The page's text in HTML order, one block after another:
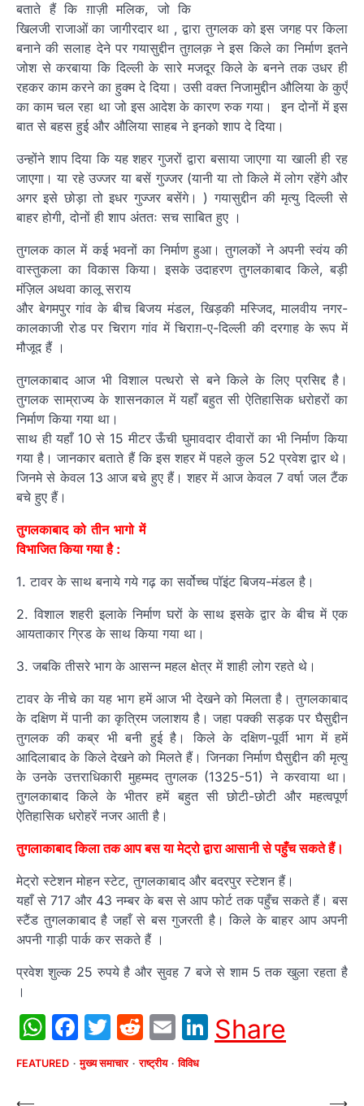
बताते हैं कि ग़ाज़ी मलिक, जो कि
खिलजी राजाओं का जागीरदार था , द्वारा तुगलक को इस जगह पर किला
बनाने की सलाह देने पर गयासुद्दीन तुग़लक़ ने इस किले का निर्माण इतने
जोश से करबाया कि दिल्ली के सारे मजदूर किले के बनने तक उधर ही
रहकर काम करने का हुक्म दे दिया। उसी वक्त निजामुद्दीन औलिया के कुएँ
का काम चल रहा था जो इस आदेश के कारण रुक गया। इन दोनों में इस
बात से बहस हुई और औलिया साहब ने इनको शाप दे दिया।
उन्होंने शाप दिया कि यह शहर गुजरों द्वारा बसाया जाएगा या खाली ही रह
जाएगा। या रहे उज्जर या बसें गुज्जर (यानी या तो किले में लोग रहेंगे और
अगर इसे छोड़ा तो इधर गुज्जर बसेंगे। ) गयासुद्दीन की मृत्यु दिल्ली से
बाहर होगी, दोनों ही शाप अंततः सच साबित हुए ।
तुगलक काल में कई भवनों का निर्माण हुआ। तुगलकों ने अपनी स्वंय की
वास्तुकला का विकास किया। इसके उदाहरण तुगलकाबाद किले, बड़ी
मंज़िल अथवा कालू सराय
और बेगमपुर गांव के बीच बिजय मंडल, खिड़की मस्जिद, मालवीय नगर-
कालकाजी रोड पर चिराग गांव में चिराग़-ए-दिल्ली की दरगाह के रूप में
मौजूद हैं ।
तुगलकाबाद आज भी विशाल पत्थरो से बने किले के लिए प्रसिद्द है।
तुगलक साम्राज्य के शासनकाल में यहाँ बहुत सी ऐतिहासिक धरोहरों का
निर्माण किया गया था।
साथ ही यहाँ 10 से 15 मीटर ऊँची घुमावदार दीवारों का भी निर्माण किया
गया है। जानकार बताते हैं कि इस शहर में पहले कुल 52 प्रवेश द्वार थे।
जिनमे से केवल 13 आज बचे हुए हैं। शहर में आज केवल 7 वर्षा जल टैंक
बचे हुए हैं।
तुगलकाबाद को तीन भागो में
विभाजित किया गया है :
1. टावर के साथ बनाये गये गढ़ का सर्वोच्च पॉइंट बिजय-मंडल है।
2. विशाल शहरी इलाके निर्माण घरों के साथ इसके द्वार के बीच में एक
आयताकार ग्रिड के साथ किया गया था।
3. जबकि तीसरे भाग के आसन्न महल क्षेत्र में शाही लोग रहते थे।
टावर के नीचे का यह भाग हमें आज भी देखने को मिलता है। तुगलकाबाद
के दक्षिण में पानी का कृत्रिम जलाशय है। जहा पक्की सड़क पर घैसुद्दीन
तुगलक की कब्र भी बनी हुई है। किले के दक्षिण-पूर्वी भाग में हमें
आदिलाबाद के किले देखने को मिलते हैं। जिनका निर्माण घैसुद्दीन की मृत्यु
के उनके उत्तराधिकारी मुहम्मद तुगलक (1325-51) ने करवाया था।
तुगलकाबाद किले के भीतर हमें बहुत सी छोटी-छोटी और महत्वपूर्ण
ऐतिहासिक धरोहरें नजर आती है।
तुगलाकाबाद किला तक आप बस या मेट्रो द्वारा आसानी से पहुँच सकते हैं।
मेट्रो स्टेशन मोहन स्टेट, तुगलकाबाद और बदरपुर स्टेशन हैं।
यहाँ से 717 और 43 नम्बर के बस से आप फोर्ट तक पहुँच सकते हैं। बस
स्टैंड तुगलकाबाद है जहाँ से बस गुजरती है। किले के बाहर आप अपनी
अपनी गाड़ी पार्क कर सकते हैं ।
प्रवेश शुल्क 25 रुपये है और सुवह 7 बजे से शाम 5 तक खुला रहता है
।
WhatsApp
Facebook
Twitter
Reddit
EmailLinkedIn
Share
FEATURED मुख्य समाचार राष्ट्रीय विविध